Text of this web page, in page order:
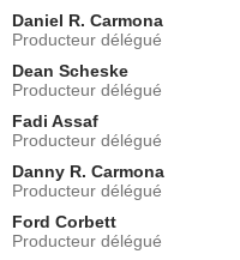
Daniel R. Carmona
Producteur délégué
Dean Scheske
Producteur délégué
Fadi Assaf
Producteur délégué
Danny R. Carmona
Producteur délégué
Ford Corbett
Producteur délégué